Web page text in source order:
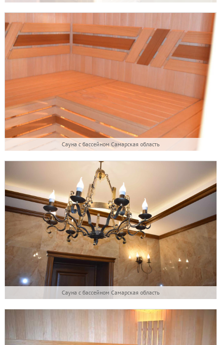
Сауна с бассейном Самарская область
Сауна с бассейном Самарская область